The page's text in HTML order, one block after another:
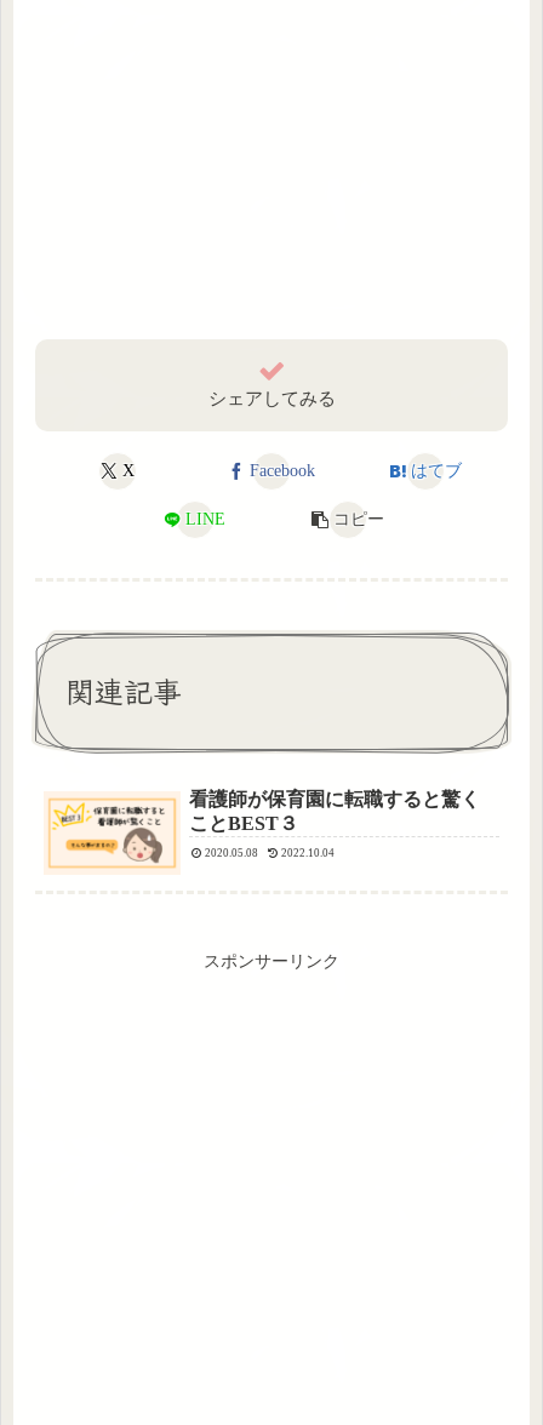
シェアしてみる
X Facebook はてブ
LINE コピー
関連記事
看護師が保育園に転職すると驚く
ことBEST３
2020.05.08 2022.10.04
スポンサーリンク